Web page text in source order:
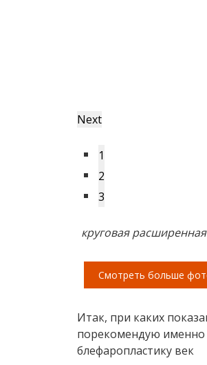
Next
1
2
3
круговая
Смотреть больше
Итак, при каких
порекомендую именно
блефаропластику век